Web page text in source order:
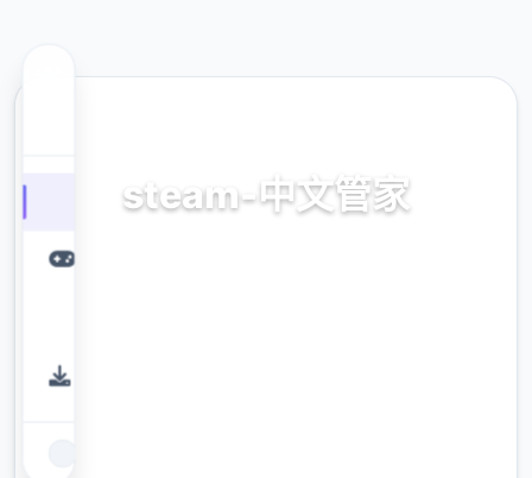
steam-中文管家
官方法唯首指准确，正版app，官方app，普通